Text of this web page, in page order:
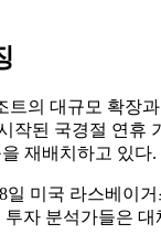
의 대규모 확장
작된 국경절 연
재배치하고 있다.
미국 라스베이
자 분석가들은